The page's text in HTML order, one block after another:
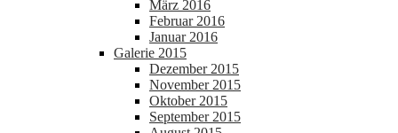
März 2016
Februar 2016
Januar 2016
Galerie 2015
Dezember 2015
November 2015
Oktober 2015
September 2015